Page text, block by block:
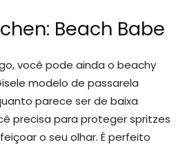
Beach Babe
você pode ainda o beachy
modelo de passarela
parece ser de baixa
precisa para proteger spritzes
o seu olhar. É perfeito